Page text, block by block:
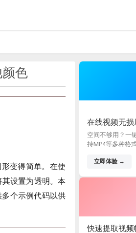
色
变得简单。在使
设置为透明。本
个示例代码以供
在线视频无损
空间不够用？一
持MP4等多种格
立即体验 →
视
快速提取视频